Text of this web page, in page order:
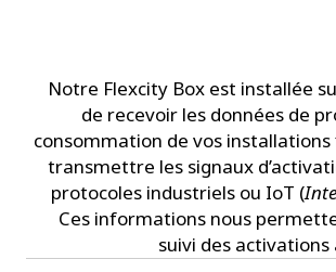
Notre Flexcity Box est installée
de recevoir les données de
consommation de vos
transmettre les signaux
protocoles industriels ou IoT (
Ces informations nous
suivi des